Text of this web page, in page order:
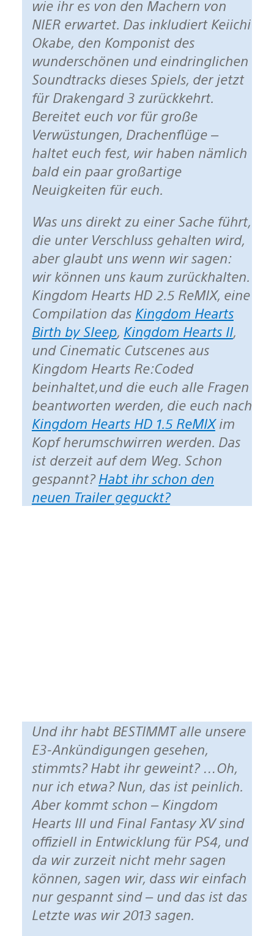
wie ihr es von den Machern von
NIER erwartet. Das inkludiert Keiichi
Okabe, den Komponist des
wunderschönen und eindringlichen
Soundtracks dieses Spiels, der jetzt
für Drakengard 3 zurückkehrt.
Bereitet euch vor für große
Verwüstungen, Drachenflüge –
haltet euch fest, wir haben nämlich
bald ein paar großartige
Neuigkeiten für euch.
Was uns direkt zu einer Sache führt,
die unter Verschluss gehalten wird,
aber glaubt uns wenn wir sagen:
wir können uns kaum zurückhalten.
Kingdom Hearts HD 2.5 ReMIX, eine
Compilation das Kingdom Hearts
Birth by Sleep, Kingdom Hearts II,
und Cinematic Cutscenes aus
Kingdom Hearts Re:Coded
beinhaltet,und die euch alle Fragen
beantworten werden, die euch nach
Kingdom Hearts HD 1.5 ReMIXim
Kopf herumschwirren werden. Das
ist derzeit auf dem Weg. Schon
gespannt?Habt ihr schon den
neuen Trailer geguckt?
Und ihr habt BESTIMMT alle unsere
E3-Ankündigungen gesehen,
stimmts? Habt ihr geweint? …Oh,
nur ich etwa? Nun, das ist peinlich.
Aber kommt schon – Kingdom
Hearts III und Final Fantasy XV sind
offiziell in Entwicklung für PS4, und
da wir zurzeit nicht mehr sagen
können, sagen wir, dass wir einfach
nur gespannt sind – und das ist das
Letzte was wir 2013 sagen.